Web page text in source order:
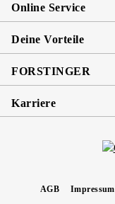
Online Service
Deine Vorteile
FORSTINGER
Karriere
AGB Impressum